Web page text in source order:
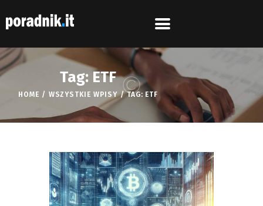
Tag: ETF
HOME WSZYSTKIE WPISY TAG: ETF